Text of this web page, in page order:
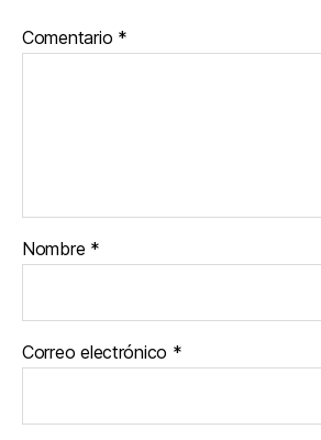
Comentario *
Nombre *
Correo electrónico *